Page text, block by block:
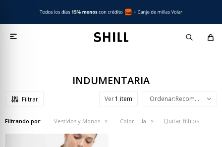

INDUMENTARIA
Ver Recomendados
Filtrando por: Vestidos y Monos Color: Lila Quitar filtros